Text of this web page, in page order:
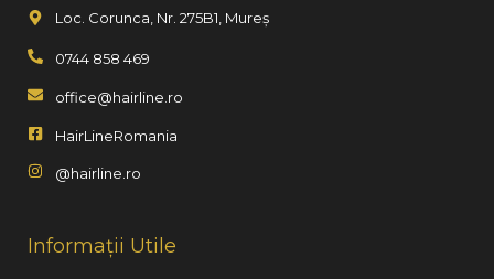
Loc. Corunca, Nr. 275B1, Mureș
0744 858 469
office@hairline.ro
HairLineRomania
@hairline.ro
Informații Utile